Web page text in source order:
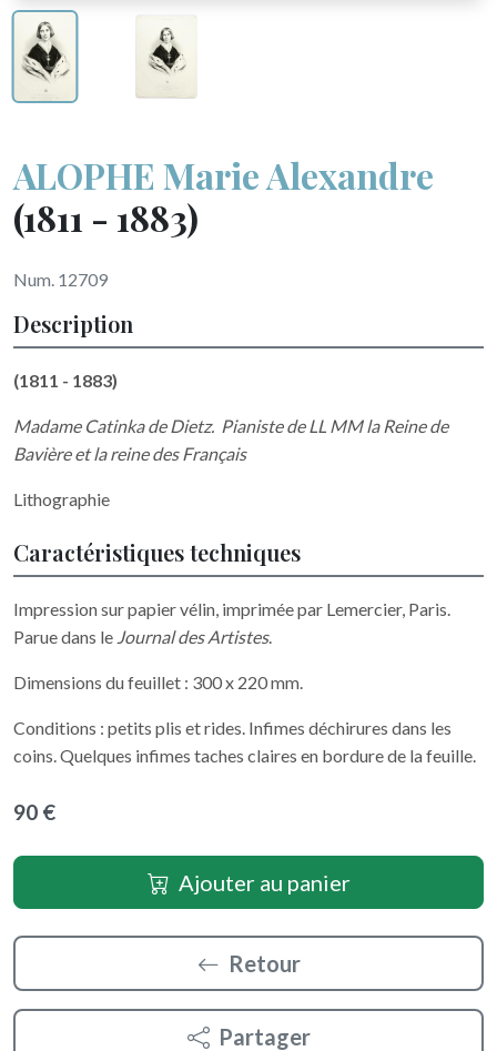
ALOPHE Marie Alexandre
(1811 - 1883)
Num. 12709
Description
(1811 - 1883)
Madame Catinka de Dietz. Pianiste de LL MM la Reine de
Bavière et la reine des Français
Lithographie
Caractéristiques techniques
Impression sur papier vélin, imprimée par Lemercier, Paris.
Parue dans le Journal des Artistes.
Dimensions du feuillet : 300 x 220 mm.
Conditions : petits plis et rides. Infimes déchirures dans les
coins. Quelques infimes taches claires en bordure de la feuille.
90 €
Ajouter au panier
Retour
Partager